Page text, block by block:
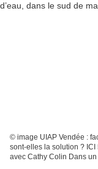
© image UIAP Vendée :
sont-elles la solution ?
avec Cathy Colin Dans